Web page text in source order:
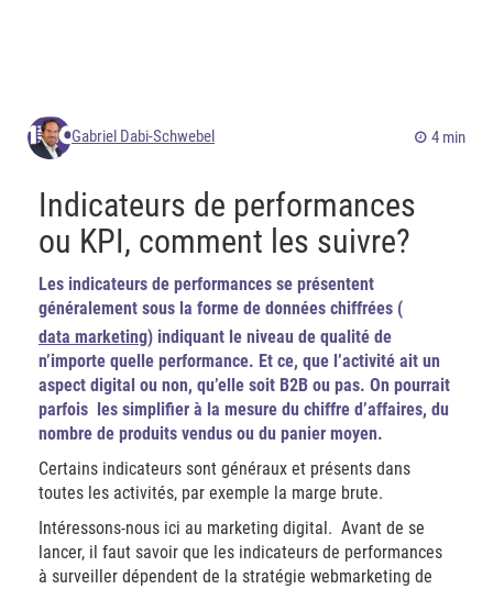
Gabriel Dabi-Schwebel 4 min
Indicateurs de performances
ou KPI, comment les suivre?
Les indicateurs de performances se présentent
généralement sous la forme de données chiffrées (
data marketing) indiquant le niveau de qualité de
n’importe quelle performance. Et ce, que l’activité ait un
aspect digital ou non, qu’elle soit B2B ou pas. On pourrait
parfois les simplifier à la mesure du chiffre d’affaires, du
nombre de produits vendus ou du panier moyen.
Certains indicateurs sont généraux et présents dans
toutes les activités, par exemple la marge brute.
Intéressons-nous ici au marketing digital. Avant de se
lancer, il faut savoir que les indicateurs de performances
à surveiller dépendent de la stratégie webmarketing de